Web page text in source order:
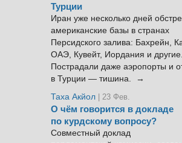
Турции
Иран уже несколько дней
американские базы в странах
Персидского залива: Бахрейн,
ОАЭ, Кувейт, Иордания и другие.
Пострадали даже аэропорты и
в Турции — тишина. →
Таха Акйол | 23 Фев.
О чём говорится в докладе
по курдскому вопросу?
Совместный доклад